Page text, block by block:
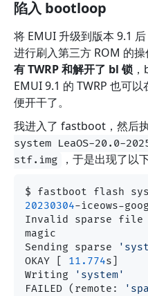
陷入 bootloop
将 EMUI 升级到版本 9.1
进行刷入第三方 ROM 的
有 TWRP 和解开了 bl 锁
EMUI 9.1 的 TWRP 也可以
便开干了。
我进入了 fastboot，然后
system LeaOS-20.0-
stf.img
，于是出现了以
$ fastboot flash
20230304-iceows-
Invalid sparse file
magic
Sending sparse
OKAY [ 11.774s]
Writing
'system'
FAILED (remote: